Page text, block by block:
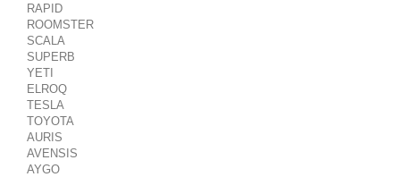
RAPID
ROOMSTER
SCALA
SUPERB
YETI
ELROQ
TESLA
TOYOTA
AURIS
AVENSIS
AYGO